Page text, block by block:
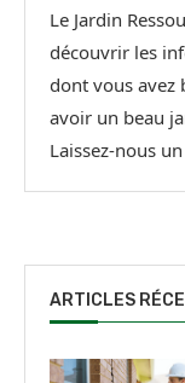
Le Jardin
découvrir les
dont vous avez
avoir un beau
Laissez-nous
ARTICLES